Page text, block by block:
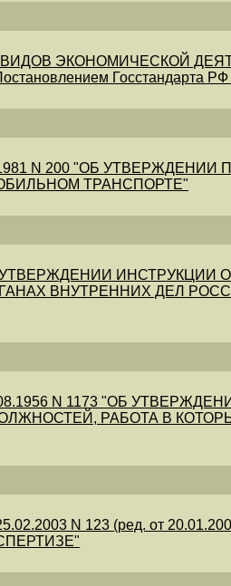
ЭКОНОМИЧЕСКОЙ
Госстандарта РФ
N 200 "ОБ
ТРАНСПОРТЕ"
УТВЕРЖДЕНИИ
ВНУТРЕННИХ ДЕЛ
N 1173 "ОБ
РАБОТА В
N 123 (ред. от